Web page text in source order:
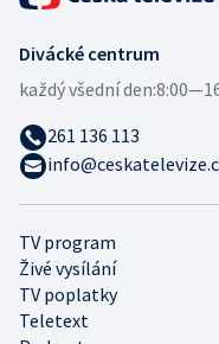
TV program
Živé vysílání
TV poplatky
Teletext
Divácké centrum
každý všední den:
261 136 113